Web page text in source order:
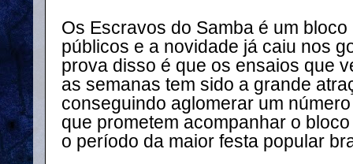
Os Escravos do Samba é um
públicos e a novidade já caiu nos
prova disso é que os ensaios que
as semanas tem sido a grande
conseguindo aglomerar um
que prometem acompanhar o
o período da maior festa popular